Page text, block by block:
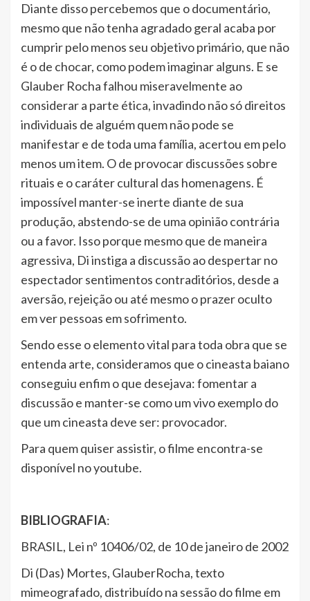
Diante disso percebemos que o documentário,
mesmo que não tenha agradado geral acaba por
cumprir pelo menos seu objetivo primário, que não
é o de chocar, como podem imaginar alguns. E se
Glauber Rocha falhou miseravelmente ao
considerar a parte ética, invadindo não só direitos
individuais de alguém quem não pode se
manifestar e de toda uma família, acertou em pelo
menos um item. O de provocar discussões sobre
rituais e o caráter cultural das homenagens. É
impossível manter-se inerte diante de sua
produção, abstendo-se de uma opinião contrária
ou a favor. Isso porque mesmo que de maneira
agressiva, Di instiga a discussão ao despertar no
espectador sentimentos contraditórios, desde a
aversão, rejeição ou até mesmo o prazer oculto
em ver pessoas em sofrimento.
Sendo esse o elemento vital para toda obra que se
entenda arte, consideramos que o cineasta baiano
conseguiu enfim o que desejava: fomentar a
discussão e manter-se como um vivo exemplo do
que um cineasta deve ser: provocador.
Para quem quiser assistir, o filme encontra-se
disponível no youtube.
BIBLIOGRAFIA:
BRASIL, Lei nº 10406/02, de 10 de janeiro de 2002
Di (Das) Mortes, GlauberRocha, texto
mimeografado, distribuído na sessão do filme em